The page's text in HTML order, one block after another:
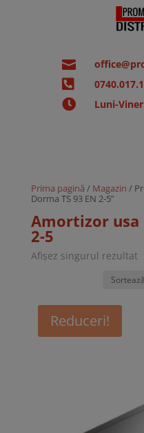


 Luni-
Prima pagină / Magazin /
Dorma TS 93 EN 2-5”
Amortizor usa
2-5
Afișez singurul rezultat
Reduceri!